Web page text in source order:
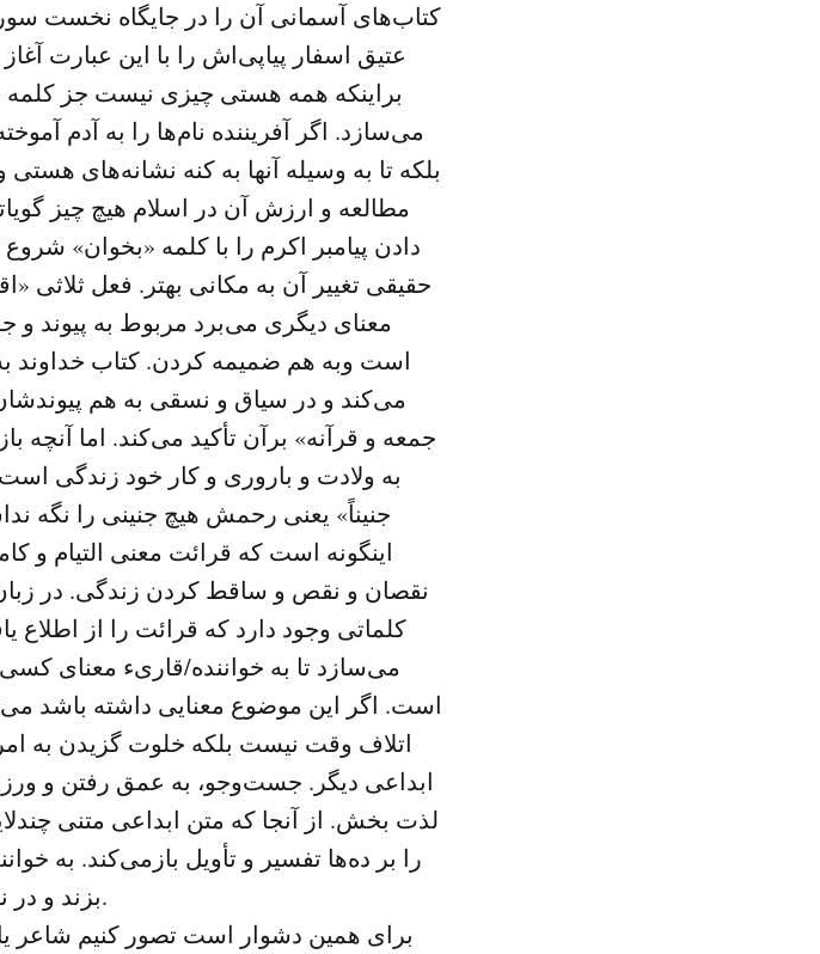
کتاب‌های آسمانی آن را در جایگاه نخست
عتیق اسفار پیاپی‌اش را با این عبارت
براینکه همه هستی چیزی نیست جز
می‌سازد. اگر آفریننده نام‌ها را به آدم
بلکه تا به وسیله آنها به کنه نشانه‌های
مطالعه و ارزش آن در اسلام هیچ چیز
دادن پیامبر اکرم را با کلمه «بخوان»
حقیقی تغییر آن به مکانی بهتر. فعل ثلاثی
معنای دیگری می‌برد مربوط به پیوند
است وبه هم ضمیمه کردن. کتاب خداوند
می‌کند و در سیاق و نسقی به هم
جمعه و قرآنه» برآن تأکید می‌کند. اما
به ولادت و باروری و کار خود زندگی
جنیناً» یعنی رحمش هیچ جنینی را
اینگونه است که قرائت معنی التیام و
نقصان و نقص و ساقط کردن زندگی. در
کلماتی وجود دارد که قرائت را از اطلاع
می‌سازد تا به خواننده/قاریء معنای
است. اگر این موضوع معنایی داشته باشد
اتلاف وقت نیست بلکه خلوت گزیدن به
ابداعی دیگر. جست‌وجو، به عمق رفتن و
لذت بخش. از آنجا که متن ابداعی متنی
را بر ده‌ها تفسیر و تأویل بازمی‌کند. به
بزند و در نتیجه به شریک مؤثری در نوشتن تبدیل شود.
برای همین دشوار است تصور کنیم شاعر